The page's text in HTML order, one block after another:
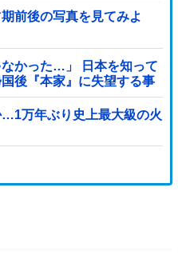
前後の写真を見てみよ
かった…」 日本を知って
後『本家』に失望する事
万年ぶり史上最大級の火